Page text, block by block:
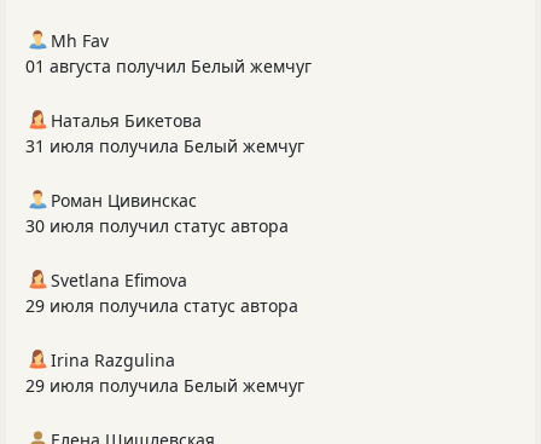
Mh Fav
01 августа получил Белый жемчуг
Наталья Бикетова
31 июля получила Белый жемчуг
Роман Цивинскас
30 июля получил статус автора
Svetlana Efimova
29 июля получила статус автора
Irina Razgulina
29 июля получила Белый жемчуг